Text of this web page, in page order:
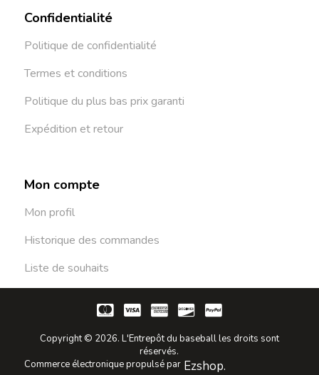
Confidentialité
Politique de confidentialité
Termes et conditions
Politique du plus bas prix garanti
Expédition et retour
Mon compte
Mon profil
Historique des commandes
Liste de souhaits
Copyright © 2026. L'Entrepôt du baseball les droits sont
réservés.
Commerce électronique propulsé par Ezshop.